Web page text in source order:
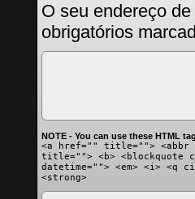
O seu endereço
obrigatórios
NOTE - You can use these HTML
<a href="" title=""> <abbr
title=""> <b> <blockquote
datetime=""> <em> <i> <q
<strong>